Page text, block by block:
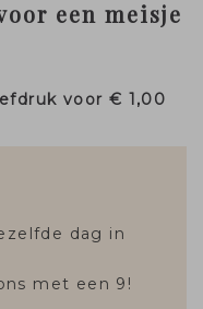
een meisje
voor € 1,00
dag in
met een 9!